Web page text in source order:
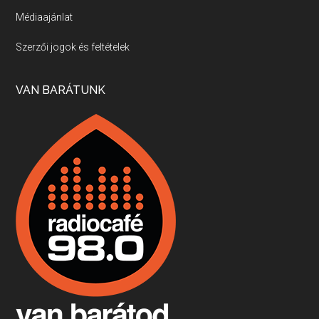
Villány, kékfrankos, Jackfall
Apr 17, 2026 • 00:35:38
Boston, teadélután, bab és homár
Apr 9, 2026 • 00:37:17
Fermentáljunk, a testünk meghálálja!
Apr 3, 2026 • 00:36:07
Médiaajánlat
Szerzői jogok és feltételek
VAN BARÁTUNK